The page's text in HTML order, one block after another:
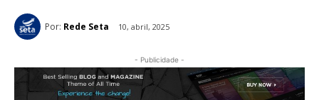
Por: Rede Seta 10, abril, 2025
- Publicidade -